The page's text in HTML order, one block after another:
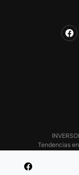
Tendencias